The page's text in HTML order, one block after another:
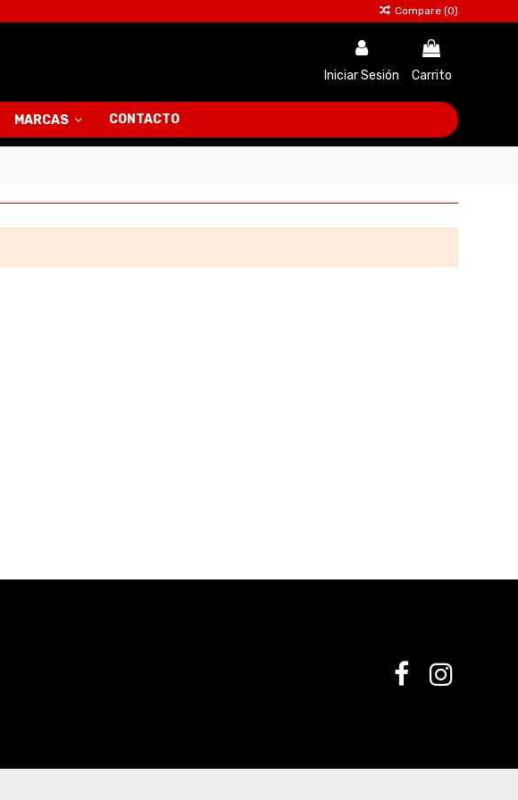
Compare (0)
Iniciar Sesión Carrito
MARCAS CONTACTO